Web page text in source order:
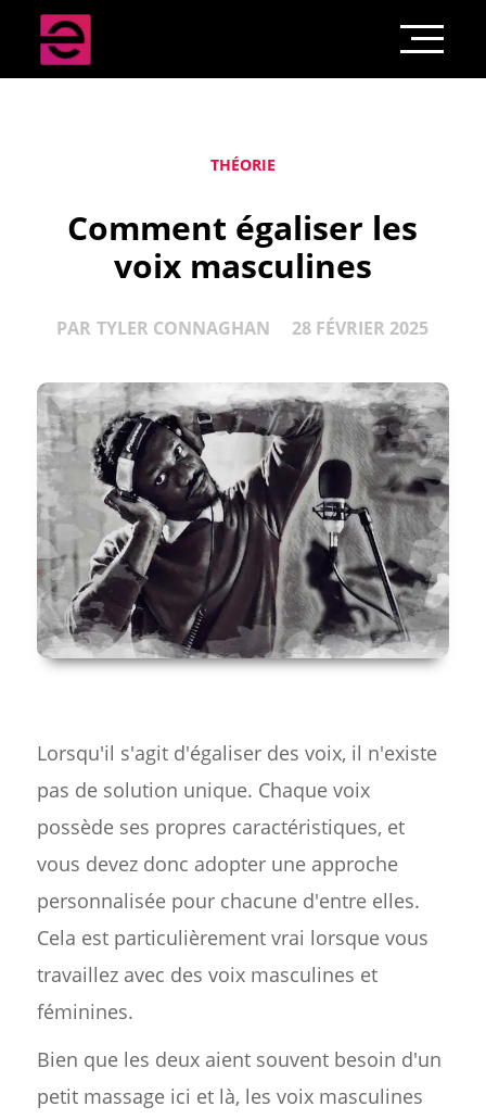
THÉORIE
Comment égaliser les
voix masculines
PAR TYLER CONNAGHAN 28 FÉVRIER 2025
Lorsqu'il s'agit d'égaliser des voix, il n'existe
pas de solution unique. Chaque voix
possède ses propres caractéristiques, et
vous devez donc adopter une approche
personnalisée pour chacune d'entre elles.
Cela est particulièrement vrai lorsque vous
travaillez avec des voix masculines et
féminines.
Bien que les deux aient souvent besoin d'un
petit massage ici et là, les voix masculines